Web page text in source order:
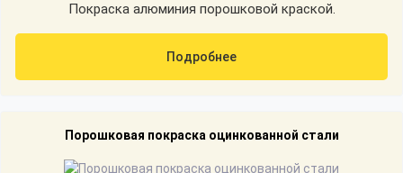
Покраска алюминия порошковой краской.
Подробнее
Порошковая покраска оцинкованной стали